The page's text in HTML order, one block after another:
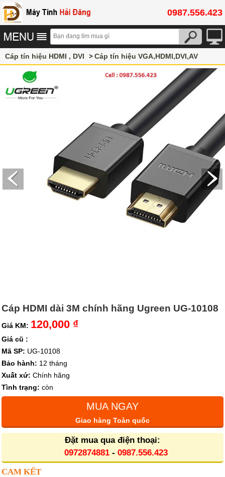
0987.556.423
Cáp tín hiệu HDMI , DVI
Cáp tín hiệu VGA,HDMI,DVI,AV
Cáp HDMI Ugreen chính hãng
Cáp HDMI dài 3M chính hãng Ugreen UG-10108
Giá KM: 120,000 ₫
Giá cũ :
Mã SP: UG-10108
Bảo hành: 12 tháng
Xuất xứ: Chính hãng
Tình trạng: còn
MUA NGAY
Giao hàng Toàn quốc
Đặt mua qua điện thoại:
0972874881- 0987.556.423
CAM KẾT